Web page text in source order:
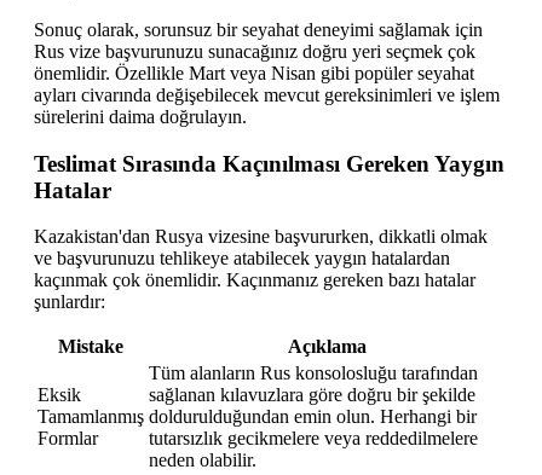
Sonuç olarak, sorunsuz bir seyahat deneyimi sağlamak için
Rus vize başvurunuzu sunacağınız doğru yeri seçmek çok
önemlidir. Özellikle Mart veya Nisan gibi popüler seyahat
ayları civarında değişebilecek mevcut gereksinimleri ve işlem
sürelerini daima doğrulayın.
Teslimat Sırasında Kaçınılması Gereken Yaygın
Hatalar
Kazakistan'dan Rusya vizesine başvururken, dikkatli olmak
ve başvurunuzu tehlikeye atabilecek yaygın hatalardan
kaçınmak çok önemlidir. Kaçınmanız gereken bazı hatalar
şunlardır:
Mistake Açıklama
Eksik
Tamamlanmış
Formlar
Tüm alanların Rus konsolosluğu tarafından
sağlanan kılavuzlara göre doğru bir şekilde
doldurulduğundan emin olun. Herhangi bir
tutarsızlık gecikmelere veya reddedilmelere
neden olabilir.